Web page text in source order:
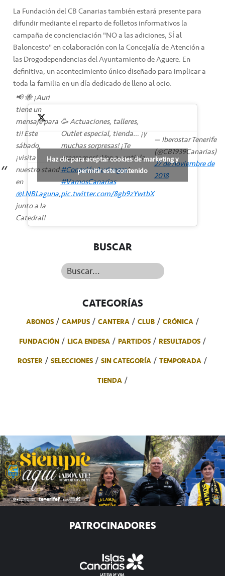
La Fundación del CB Canarias también estará presente para
difundir mediante el reparto de folletos informativos la
campaña de concienciación "NO a las adiciones, SÍ al
Baloncesto" en colaboración con la Concejalía de Atención a
las Drogodependencias del Ayuntamiento de Aguere. En
definitiva, un acontecimiento único diseñado para implicar a
toda la familia en un día dedicado de lleno al ocio.
📢 🐝 ¡Auri
tiene un
mensaje para
ti! Este
sábado,
¡visita
nuestro stand
en
@LNBLaguna,
junto a la
Catedral!
🥳 Actuaciones, talleres,
Outlet especial, tienda… ¡y
muchas sorpresas! ¡Te
esperamos! ¡Ven a sentir la
#ConexiónAurinegra!
#VamosCanarias
pic.twitter.com/8gb9zYwtbX
— Iberostar Tenerife
(@CB1939Canarias)
27 de noviembre de
2018
Haz clic para aceptar cookies de marketing y
permitir este contenido
BUSCAR
Buscar...
CATEGORÍAS
ABONOS CAMPUS CANTERA CLUB
CRÓNICA
FUNDACIÓN
LIGA ENDESA PARTIDOS
RESULTADOS
ROSTER
SELECCIONES SIN CATEGORÍA
TEMPORADA
TIENDA
PATROCINADORES